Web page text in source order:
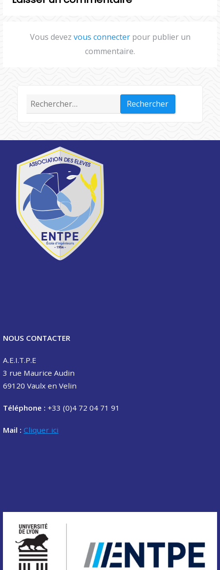
Vous devez vous connecterpour publier un
commentaire.
Rechercher :
NOUS CONTACTER
A.E.I.T.P.E
3 rue Maurice Audin
69120 Vaulx en Velin
Téléphone : +33 (0)4 72 04 71 91
Mail : Cliquer ici